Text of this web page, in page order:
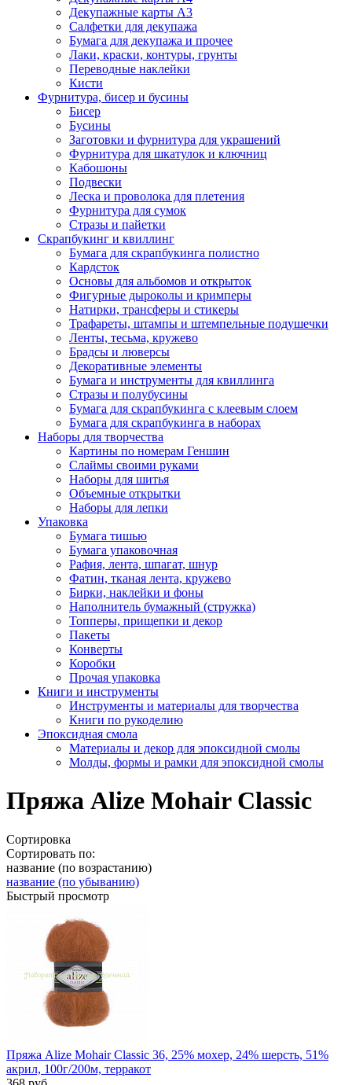
Декупажные карты А3
Салфетки для декупажа
Бумага для декупажа и прочее
Лаки, краски, контуры, грунты
Переводные наклейки
Кисти
Фурнитура, бисер и бусины
Бисер
Бусины
Заготовки и фурнитура для украшений
Фурнитура для шкатулок и ключниц
Кабошоны
Подвески
Леска и проволока для плетения
Фурнитура для сумок
Стразы и пайетки
Скрапбукинг и квиллинг
Бумага для скрапбукинга полистно
Кардсток
Основы для альбомов и открыток
Фигурные дыроколы и кримперы
Натирки, трансферы и стикеры
Трафареты, штампы и штемпельные подушечки
Ленты, тесьма, кружево
Брадсы и люверсы
Декоративные элементы
Бумага и инструменты для квиллинга
Стразы и полубусины
Бумага для скрапбукинга с клеевым слоем
Бумага для скрапбукинга в наборах
Наборы для творчества
Картины по номерам Геншин
Слаймы своими руками
Наборы для шитья
Объемные открытки
Наборы для лепки
Упаковка
Бумага тишью
Бумага упаковочная
Рафия, лента, шпагат, шнур
Фатин, тканая лента, кружево
Бирки, наклейки и фоны
Наполнитель бумажный (стружка)
Топперы, прищепки и декор
Пакеты
Конверты
Коробки
Прочая упаковка
Книги и инструменты
Инструменты и материалы для творчества
Книги по рукоделию
Эпоксидная смола
Материалы и декор для эпоксидной смолы
Молды, формы и рамки для эпоксидной смолы
Пряжа Alize Mohair Classic
Сортировка
Сортировать по:
название (по возрастанию)
название (по убыванию)
Быстрый просмотр
Пряжа Alize Mohair Classic 36, 25% мохер, 24% шерсть, 51%
акрил, 100г/200м, терракот